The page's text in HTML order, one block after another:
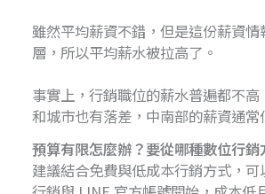
雖然平均薪資不錯，但是這份薪資
層，所以平均薪水被拉高了。
事實上，行銷職位的薪水普遍都不
和城市也有落差，中南部的薪資通常
預算有限怎麼辦？要從哪種數位行銷
建議結合免費與低成本行銷方式，可